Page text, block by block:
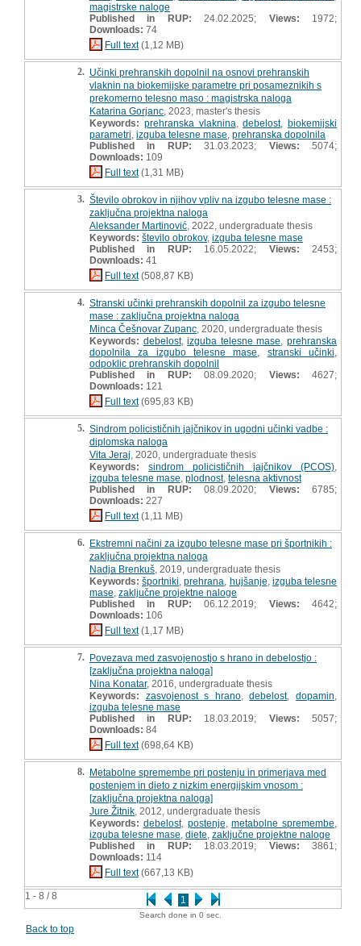
1 - 8 / 8 1
magistrske naloge
Published in RUP: 24.02.2025; Views: 1972;
Downloads: 74
Full text(1,12 MB)
2. Učinki prehranskih dopolnil na osnovi prehranskih
vlaknin na biokemijske parametre pri posameznikih s
prekomerno telesno maso : magistrska naloga
Katarina Gorjanc , 2023, master's thesis
Keywords: prehranska vlaknina ,debelost, biokemijski
parametri izguba telesne mase prehranska dopolnila
Published in RUP: 31.03.2023; Views: 5074;
Downloads: 109
Full text(1,31 MB)
3. Število obrokov in njihov vpliv na izgubo telesne mase :
zaključna projektna naloga
Aleksander Martinović , 2022, undergraduate thesis
Keywords: število obrokov, izguba telesne mase
Published in RUP: 16.05.2022; Views: 2453;
Downloads: 41
Full text(508,87 KB)
4. Stranski učinki prehranskih dopolnil za izgubo telesne
mase : zaključna projektna naloga
Minca Češnovar Zupanc , 2020, undergraduate thesis
Keywords: debelost,izguba telesne mase ,prehranska
dopolnila za izgubo telesne mase
stranski učinki
odpoklic prehranskih dopolnil
Published in RUP: 08.09.2020; Views: 4627;
Downloads: 121
Full text(695,83 KB)
5. Sindrom policističnih jajčnikov in ugodni učinki vadbe :
diplomska naloga
Vita Jeraj , 2020, undergraduate thesis
Keywords:
sindrom policističnih jajčnikov (PCOS)
izguba telesne mase plodnost, telesna aktivnost
Published in RUP: 08.09.2020; Views: 6785;
Downloads: 227
Full text(1,11 MB)
6. Ekstremni načini za izgubo telesne mase pri športnikih :
zaključna projektna naloga
Nadja Brenkuš , 2019, undergraduate thesis
Keywords: športniki ,prehrana hujšanje izguba telesne
mase zaključne projektne naloge
Published in RUP: 06.12.2019; Views: 4642;
Downloads: 106
Full text(1,17 MB)
7. Povezava med zasvojenostjo s hrano in debelostjo :
[zaključna projektna naloga]
Nina Konatar, 2016, undergraduate thesis
Keywords:
zasvojenost s hrano,debelost,dopamin
izguba telesne mase
Published in RUP: 18.03.2019; Views: 5057;
Downloads: 84
Full text(698,64 KB)
8. Metabolne spremembe pri postenju in primerjava med
postenjem in dieto z nizkim energijskim vnosom :
[zaključna projektna naloga]
Jure Žitnik , 2012, undergraduate thesis
Keywords: debelost, postenje ,metabolne spremembe
izguba telesne mase diete zaključne projektne naloge
Published in RUP: 18.03.2019; Views: 3861;
Downloads: 114
Full text(667,13 KB)
Search done in 0 sec.
Back to top